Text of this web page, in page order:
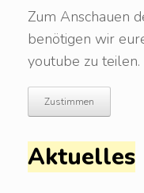
Zum Anschauen
benötigen wir
youtube zu teilen.
Zustimmen
Aktuelles